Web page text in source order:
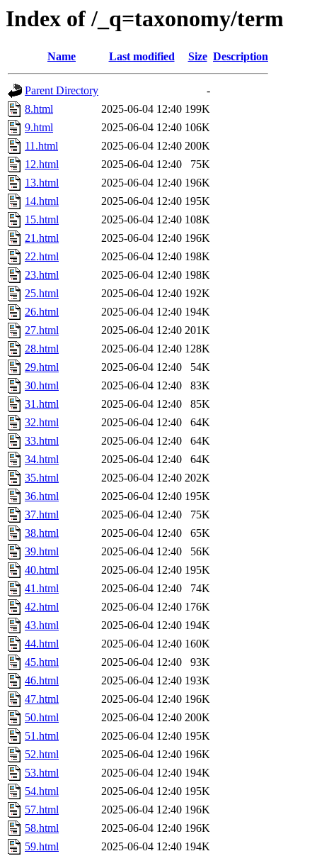
Index of /_q=taxonomy/term
Name Last modified Size Description
Parent Directory
-
8.html
2025-06-04 12:40 199K
9.html
2025-06-04 12:40 106K
11.html
2025-06-04 12:40 200K
12.html
2025-06-04 12:40
75K
13.html
2025-06-04 12:40 196K
14.html
2025-06-04 12:40 195K
15.html
2025-06-04 12:40 108K
21.html
2025-06-04 12:40 196K
22.html
2025-06-04 12:40 198K
23.html
2025-06-04 12:40 198K
25.html
2025-06-04 12:40 192K
26.html
2025-06-04 12:40 194K
27.html
2025-06-04 12:40 201K
28.html
2025-06-04 12:40 128K
29.html
2025-06-04 12:40
54K
30.html
2025-06-04 12:40
83K
31.html
2025-06-04 12:40
85K
32.html
2025-06-04 12:40
64K
33.html
2025-06-04 12:40
64K
34.html
2025-06-04 12:40
64K
35.html
2025-06-04 12:40 202K
36.html
2025-06-04 12:40 195K
37.html
2025-06-04 12:40
75K
38.html
2025-06-04 12:40
65K
39.html
2025-06-04 12:40
56K
40.html
2025-06-04 12:40 195K
41.html
2025-06-04 12:40
74K
42.html
2025-06-04 12:40 176K
43.html
2025-06-04 12:40 194K
44.html
2025-06-04 12:40 160K
45.html
2025-06-04 12:40
93K
46.html
2025-06-04 12:40 193K
47.html
2025-06-04 12:40 196K
50.html
2025-06-04 12:40 200K
51.html
2025-06-04 12:40 195K
52.html
2025-06-04 12:40 196K
53.html
2025-06-04 12:40 194K
54.html
2025-06-04 12:40 195K
57.html
2025-06-04 12:40 196K
58.html
2025-06-04 12:40 196K
59.html
2025-06-04 12:40 194K